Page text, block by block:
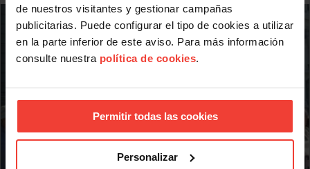
de nuestros visitantes y gestionar campañas
publicitarias. Puede configurar el tipo de cookies a utilizar
en la parte inferior de este aviso. Para más información
consulte nuestra política de cookies.
Permitir todas las cookies
Personalizar